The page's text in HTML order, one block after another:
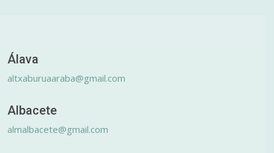
Álava
altxaburuaaraba@gmail.com
Albacete
almalbacete@gmail.com